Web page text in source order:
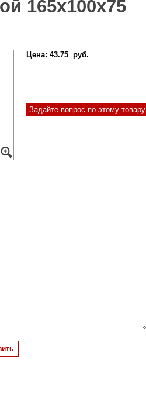
165х100х75
Цена: 43.75 руб.
Задайте вопрос по этому товару